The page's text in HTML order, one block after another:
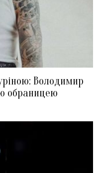
Володимир
обраницею